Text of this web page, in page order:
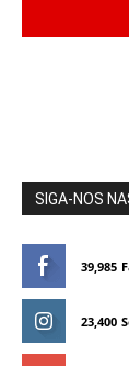
SIGA-NOS
39,985
23,400